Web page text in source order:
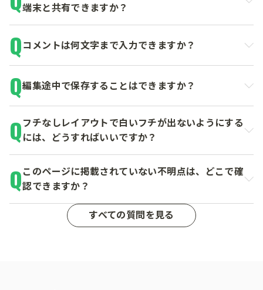
端末と共有できますか？
コメントは何文字まで入力できますか？
編集途中で保存することはできますか？
フチなしレイアウトで白いフチが出ないようにする
には、どうすればいいですか？
このページに掲載されていない不明点は、どこで確
認できますか？
すべての質問を見る